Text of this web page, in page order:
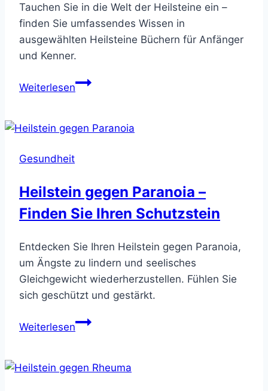
Tauchen Sie in die Welt der Heilsteine ein –
finden Sie umfassendes Wissen in
ausgewählten Heilsteine Büchern für Anfänger
und Kenner.
WeiterlesenHeilsteine
Entdecken
Gesundheit
Heilstein gegen Paranoia –
Finden Sie Ihren Schutzstein
Entdecken Sie Ihren Heilstein gegen Paranoia,
um Ängste zu lindern und seelisches
Gleichgewicht wiederherzustellen. Fühlen Sie
sich geschützt und gestärkt.
WeiterlesenHeilstein
–